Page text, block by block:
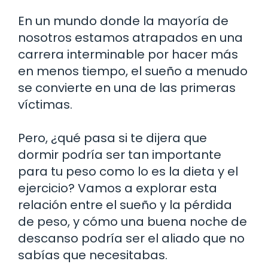
En un mundo donde la mayoría de
nosotros estamos atrapados en una
carrera interminable por hacer más
en menos tiempo, el sueño a menudo
se convierte en una de las primeras
víctimas.
Pero, ¿qué pasa si te dijera que
dormir podría ser tan importante
para tu peso como lo es la dieta y el
ejercicio? Vamos a explorar esta
relación entre el sueño y la pérdida
de peso, y cómo una buena noche de
descanso podría ser el aliado que no
sabías que necesitabas.